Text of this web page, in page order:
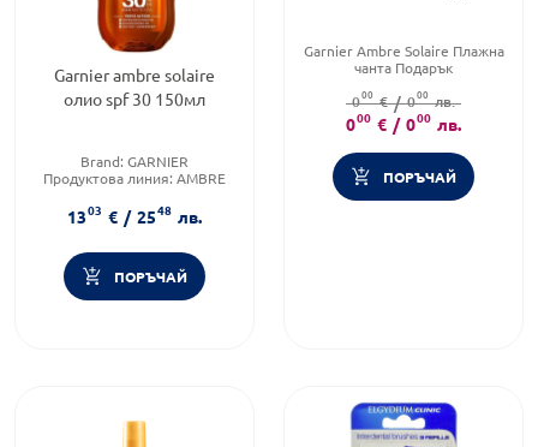
Garnier ambre solaire
олио spf 30 150мл
Brand: GARNIER
Продуктова линия: AMBRE
Слънцезащитен фактор:
30
1303 € / 2548 лв.
ПОРЪЧАЙ
Garnier Ambre Solaire Плажна
чанта Подарък
000 € / 000 лв.
000 € / 000 лв.
ПОРЪЧАЙ